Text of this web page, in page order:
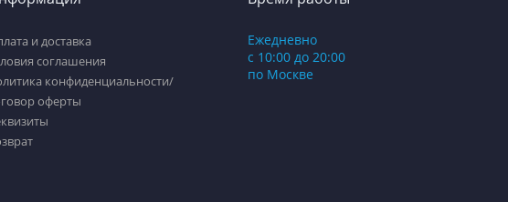
и доставка
соглашения
конфиденциальности/
оферты
Ежедневно
с 10:00 до 20:00
по Москве